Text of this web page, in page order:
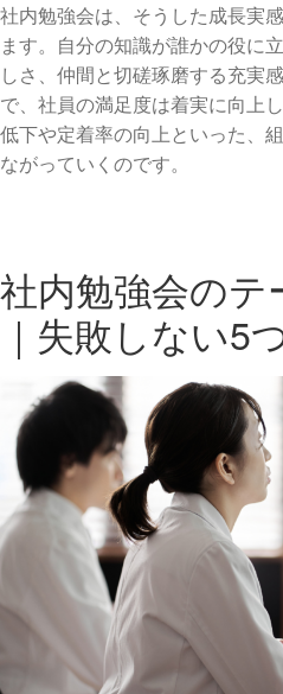
社内勉強会は、そうした成長実
ます。自分の知識が誰かの役に
しさ、仲間と切磋琢磨する充
で、社員の満足度は着実に向上
低下や定着率の向上といった、
ながっていくのです。
社内勉強会の
｜失敗しない5